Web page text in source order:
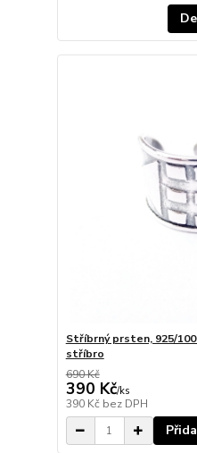
Stříbrný prsten, 925/
stříbro
690 Kč
390 Kč/ks
390 Kč bez DPH